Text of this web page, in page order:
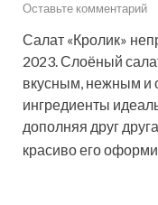
Оставьте комментарий
Салат «Кролик»
2023. Слоёный
вкусным, нежным и
ингредиенты
дополняя друг
красиво его